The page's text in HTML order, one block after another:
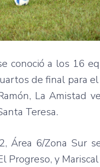
conoció a los 16
de final para
La Amistad
Teresa.
Área 6/Zona Sur
Progreso, y